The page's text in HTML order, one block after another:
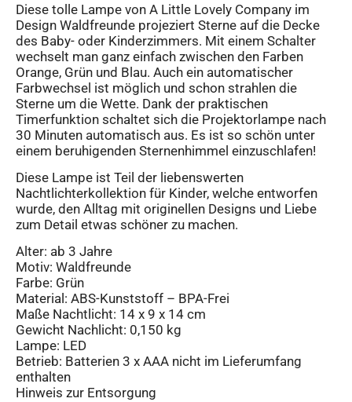
Diese tolle Lampe von A Little Lovely Company im
Design Waldfreunde projeziert Sterne auf die Decke
des Baby- oder Kinderzimmers. Mit einem Schalter
wechselt man ganz einfach zwischen den Farben
Orange, Grün und Blau. Auch ein automatischer
Farbwechsel ist möglich und schon strahlen die
Sterne um die Wette. Dank der praktischen
Timerfunktion schaltet sich die Projektorlampe nach
30 Minuten automatisch aus. Es ist so schön unter
einem beruhigenden Sternenhimmel einzuschlafen!
Diese Lampe ist Teil der liebenswerten
Nachtlichterkollektion für Kinder, welche entworfen
wurde, den Alltag mit originellen Designs und Liebe
zum Detail etwas schöner zu machen.
Alter: ab 3 Jahre
Motiv: Waldfreunde
Farbe: Grün
Material: ABS-Kunststoff – BPA-Frei
Maße Nachtlicht: 14 x 9 x 14 cm
Gewicht Nachlicht: 0,150 kg
Lampe: LED
Betrieb: Batterien 3 x AAA nicht im Lieferumfang
enthalten
Hinweis zur Entsorgung